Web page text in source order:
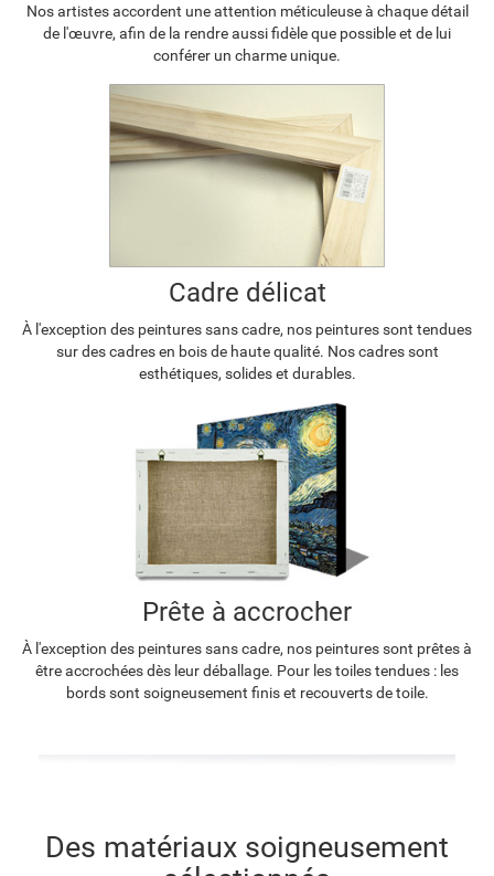
Nos artistes accordent une attention méticuleuse à chaque détail
de l'œuvre, afin de la rendre aussi fidèle que possible et de lui
conférer un charme unique.
Cadre délicat
À l'exception des peintures sans cadre, nos peintures sont tendues
sur des cadres en bois de haute qualité. Nos cadres sont
esthétiques, solides et durables.
Prête à accrocher
À l'exception des peintures sans cadre, nos peintures sont prêtes à
être accrochées dès leur déballage. Pour les toiles tendues : les
bords sont soigneusement finis et recouverts de toile.
Des matériaux soigneusement